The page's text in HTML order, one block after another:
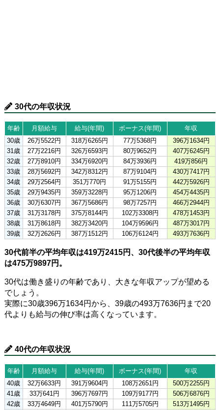
30代の年収状況
年齢 月額給与 給与(年間) ボーナス(年間)
年収
30歳
26万5522円 318万6265円 77万5368円
396万1634円
31歳
27万2216円 326万6593円 80万9652円
407万6245円
32歳
27万8910円 334万6920円 84万3936円
419万856円
33歳
28万5692円 342万8312円 87万9104円
430万7417円
34歳
29万2564円 351万770円 91万5155円
442万5926円
35歳
29万9435円 359万3228円 95万1206円
454万4435円
36歳
30万6307円 367万5686円 98万7257円
466万2944円
37歳
31万3178円 375万8144円 102万3308円
478万1453円
38歳
31万8618円 382万3420円 104万9596円
487万3017円
39歳
32万2626円 387万1512円 106万6124円 493万7636円
30代前半の平均年収は419万2415円、30代後半の平均年収
は475万9897円。
30代は働き盛りの年齢であり、大きな年収アップが望める
でしょう。
実際に30歳396万1634円から、39歳の493万7636円まで20
代よりも給与の伸び率は高くなっています。
40代の年収状況
年齢 月額給与 給与(年間) ボーナス(年間)
年収
40歳
32万6633円 391万9604円 108万2651円
500万2255円
41歳
33万641円 396万7697円 109万9177円
506万6876円
42歳
33万4649円 401万5790円 111万5705円
513万1495円